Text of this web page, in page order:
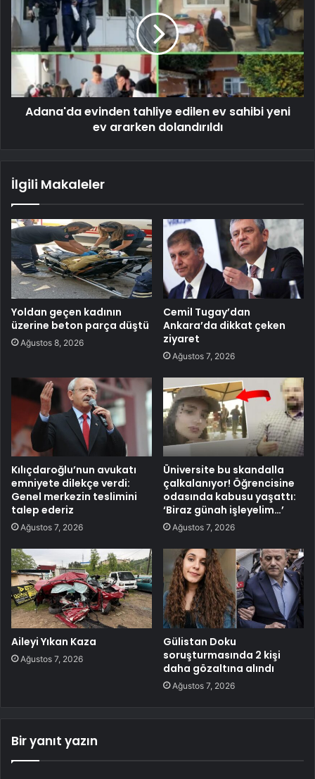
Adana'da evinden tahliye edilen ev sahibi yeni
ev ararken dolandırıldı
İlgili Makaleler
Yoldan geçen kadının
üzerine beton parça düştü
Ağustos 8, 2026
Cemil Tugay’dan
Ankara’da dikkat çeken
ziyaret
Ağustos 7, 2026
Kılıçdaroğlu’nun avukatı
emniyete dilekçe verdi:
Genel merkezin teslimini
talep ederiz
Ağustos 7, 2026
Üniversite bu skandalla
çalkalanıyor! Öğrencisine
odasında kabusu yaşattı:
‘Biraz günah işleyelim…’
Ağustos 7, 2026
Aileyi Yıkan Kaza
Ağustos 7, 2026
Gülistan Doku
soruşturmasında 2 kişi
daha gözaltına alındı
Ağustos 7, 2026
Bir yanıt yazın